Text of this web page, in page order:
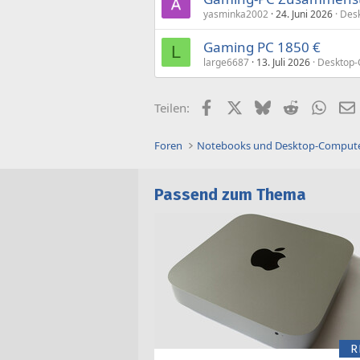
yasminka2002 24. Juni 2026
L Gaming PC 1850 €
large6687 13. Juli 2026
Teilen: FacebookX (Twitter)
BlueskyReddit
Foren Notebooks und Desktop-
Passend zum Thema